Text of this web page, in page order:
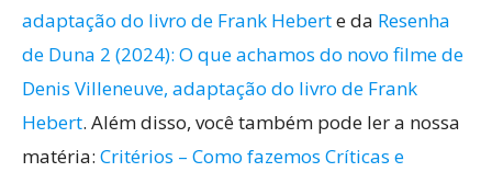
adaptação do livro de Frank Heberte da Resenha
de Duna 2 (2024): O que achamos do novo filme de
Denis Villeneuve, adaptação do livro de Frank
Hebert. Além disso, você também pode ler a nossa
matéria: Critérios – Como fazemos Críticas e